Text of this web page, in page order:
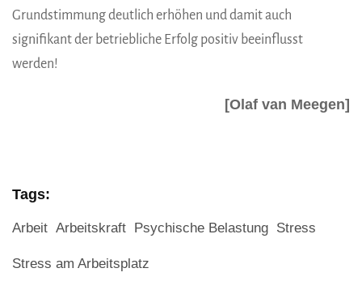
Grundstimmung deutlich erhöhen und damit auch
signifikant der betriebliche Erfolg positiv beeinflusst
werden!
[Olaf van Meegen]
Tags:
Arbeit Arbeitskraft Psychische Belastung Stress
Stress am Arbeitsplatz